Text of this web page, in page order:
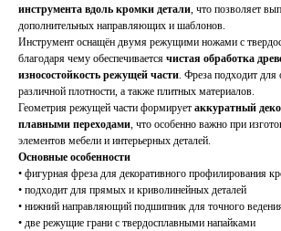
инструмента вдоль кромки детали , что позволяет
дополнительных направляющих и шаблонов.
Инструмент оснащён двумя режущими ножами с
благодаря чему обеспечивается чистая обработка
износостойкость режущей части . Фреза подходит
различной плотности, а также плитных материалов.
Геометрия режущей части формирует аккуратный
плавными переходами , что особенно важно при
элементов мебели и интерьерных деталей.
Основные особенности
• фигурная фреза для декоративного профилирования
• подходит для прямых и криволинейных деталей
• нижний направляющий подшипник для точного
• две режущие грани с твердосплавными напайками